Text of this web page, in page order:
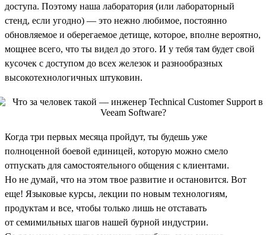
доступа. Поэтому наша лаборатория (или лабораторный
стенд, если угодно) — это нежно любимое, постоянно
обновляемое и оберегаемое детище, которое, вполне вероятно,
мощнее всего, что ты видел до этого. И у тебя там будет свой
кусочек с доступом до всех железок и разнообразных
высокотехнологичных штуковин.
Когда три первых месяца пройдут, ты будешь уже
полноценной боевой единицей, которую можно смело
отпускать для самостоятельного общения с клиентами.
Но не думай, что на этом твое развитие и остановится. Вот
еще! Языковые курсы, лекции по новым технологиям,
продуктам и все, чтобы только лишь не отставать
от семимильных шагов нашей бурной индустрии.